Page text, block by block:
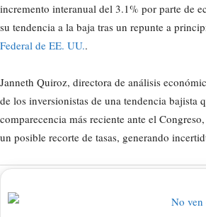
incremento interanual del 3.1% por parte de
su tendencia a la baja tras un repunte a
Federal de EE. UU..
Janneth Quiroz, directora de análisis
de los inversionistas de una tendencia bajista
comparecencia más reciente ante el
un posible recorte de tasas, generando